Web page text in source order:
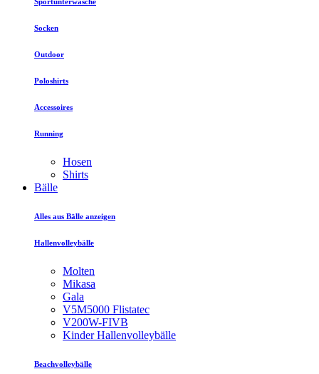
Socken
Outdoor
Poloshirts
Accessoires
Running
Hosen
Shirts
Bälle
Alles aus Bälle anzeigen
Hallenvolleybälle
Molten
Mikasa
Gala
V5M5000 Flistatec
V200W-FIVB
Kinder Hallenvolleybälle
Beachvolleybälle